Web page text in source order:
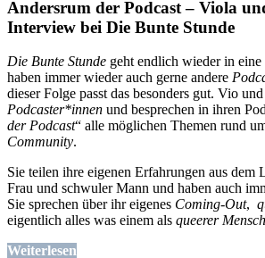
Andersrum der Podcast – Viola
Interview bei Die Bunte Stunde
Die Bunte Stunde geht endlich wieder in
haben immer wieder auch gerne andere
dieser Folge passt das besonders gut. Vio
Podcaster*innen und besprechen in ihren
der Podcast“ alle möglichen Themen rund
Community.
Sie teilen ihre eigenen Erfahrungen aus dem
Frau und schwuler Mann und haben auch
Sie sprechen über ihr eigenes Coming-Out,
eigentlich alles was einem als queerer Mensch
Weiterlesen